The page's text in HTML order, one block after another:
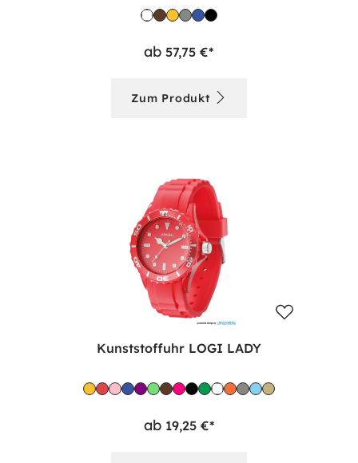
ab 57,75 €*
Zum Produkt
Kunststoffuhr LOGI LADY
ab 19,25 €*